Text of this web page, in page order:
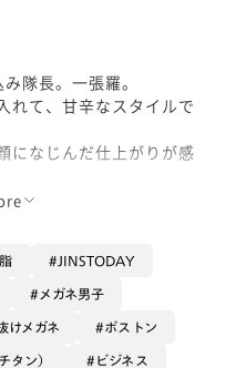
隊長。一張羅。
れて、甘辛なスタイルで
になじんだ仕上がりが感
。
JINSTODAY
メガネ男子
けメガネ ボストン
タン） ビジネス